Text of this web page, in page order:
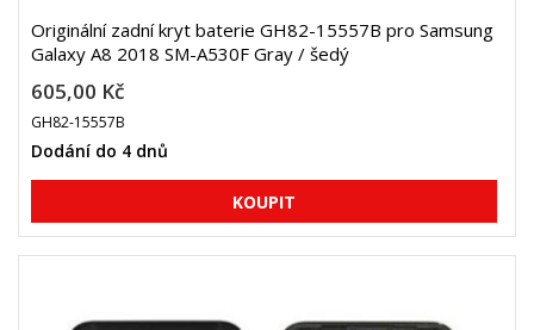
Originální zadní kryt baterie GH82-15557B pro Samsung
Galaxy A8 2018 SM-A530F Gray / šedý
605,00 Kč
GH82-15557B
Dodání do 4 dnů